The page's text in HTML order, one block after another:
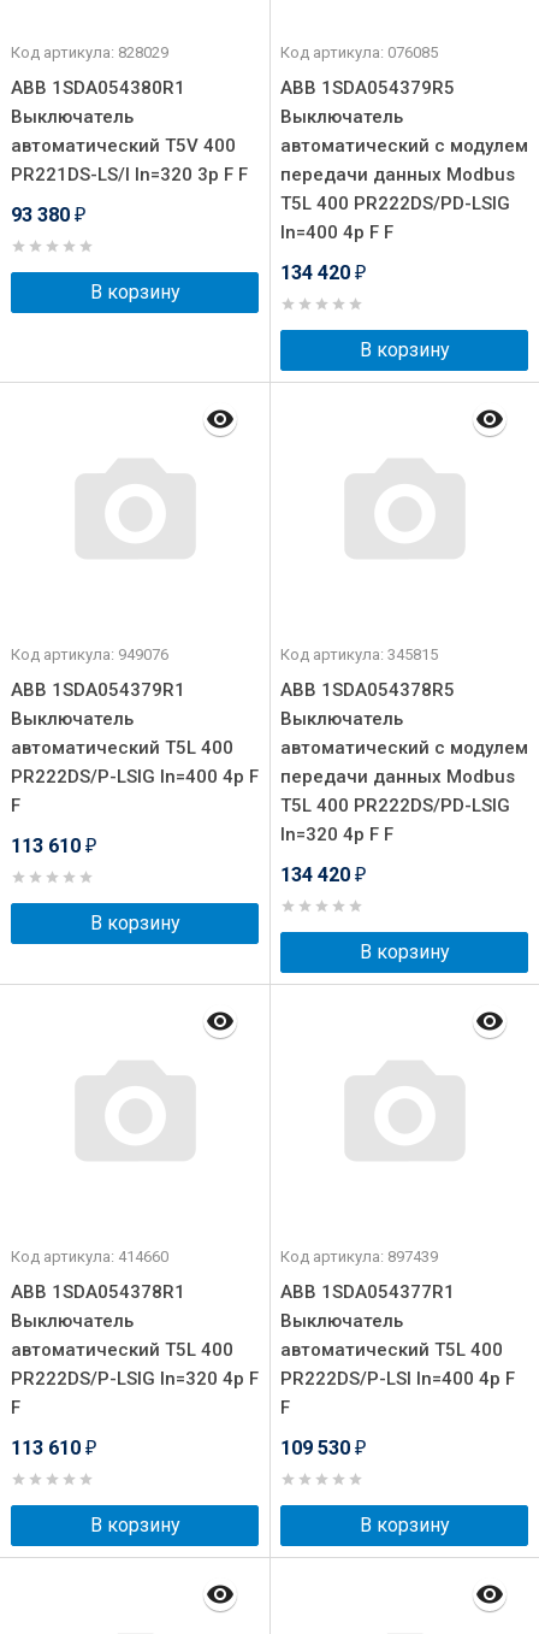
Код артикула: 828029
ABB 1SDA054380R1
Выключатель
автоматический T5V 400
PR221DS-LS/I In=320 3p F F
93 380 ₽
В корзину
Код артикула: 076085
ABB 1SDA054379R5
Выключатель
автоматический с модулем
передачи данных Modbus
T5L 400 PR222DS/PD-LSIG
In=400 4p F F
134 420 ₽
В корзину
Код артикула: 949076
ABB 1SDA054379R1
Выключатель
автоматический T5L 400
PR222DS/P-LSIG In=400 4p F
F
113 610 ₽
В корзину
Код артикула: 345815
ABB 1SDA054378R5
Выключатель
автоматический с модулем
передачи данных Modbus
T5L 400 PR222DS/PD-LSIG
In=320 4p F F
134 420 ₽
В корзину
Код артикула: 414660
ABB 1SDA054378R1
Выключатель
автоматический T5L 400
PR222DS/P-LSIG In=320 4p F
F
113 610 ₽
В корзину
Код артикула: 897439
ABB 1SDA054377R1
Выключатель
автоматический T5L 400
PR222DS/P-LSI In=400 4p F
F
109 530 ₽
В корзину